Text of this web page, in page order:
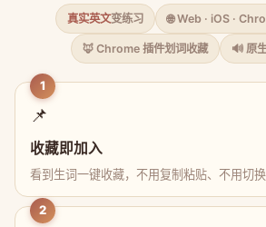
真实英文变练习 🌐 Web · iOS ·
🦊 Chrome 插件划词收藏 🔊 原
1
📌
收藏即加入
看到生词一键收藏，不用复制粘贴、不用切换
2